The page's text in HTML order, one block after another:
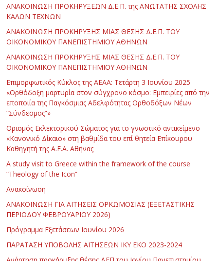
ΑΝΑΚΟΙΝΩΣΗ ΠΡΟΚΗΡΥΞΕΩΝ Δ.Ε.Π. της ΑΝΩΤΑΤΗΣ ΣΧΟΛΗΣ
ΚΑΛΩΝ ΤΕΧΝΩΝ
ΑΝΑΚΟΙΝΩΣΗ ΠΡΟΚΗΡΥΞΗΣ ΜΙΑΣ ΘΕΣΗΣ Δ.Ε.Π. ΤΟΥ
ΟΙΚΟΝΟΜΙΚΟΥ ΠΑΝΕΠΙΣΤΗΜΙΟΥ ΑΘΗΝΩΝ
ΑΝΑΚΟΙΝΩΣΗ ΠΡΟΚΗΡΥΞΗΣ ΜΙΑΣ ΘΕΣΗΣ Δ.Ε.Π. ΤΟΥ
ΟΙΚΟΝΟΜΙΚΟΥ ΠΑΝΕΠΙΣΤΗΜΙΟΥ ΑΘΗΝΩΝ
Επιμορφωτικός Κύκλος της ΑΕΑΑ: Τετάρτη 3 Ιουνίου 2025
«Ορθόδοξη μαρτυρία στον σύγχρονο κόσμο: Εμπειρίες από την
εποποιία της Παγκόσμιας Αδελφότητας Ορθοδόξων Νέων
“Σύνδεσμος”»
Ορισμός Εκλεκτορικού Σώματος για το γνωστικό αντικείμενο
«Κανονικό Δίκαιο» στη βαθμίδα του επί θητεία Επίκουρου
Καθηγητή της Α.Ε.Α. Αθήνας
Α study visit to Greece within the framework of the course
“Theology of the Icon”
Ανακοίνωση
ΑΝΑΚΟΙΝΩΣΗ ΓΙΑ ΑΙΤΗΣΕΙΣ ΟΡΚΩΜΟΣΙΑΣ (ΕΞΕΤΑΣΤΙΚΗΣ
ΠΕΡΙΟΔΟΥ ΦΕΒΡΟΥΑΡΙΟΥ 2026)
Πρόγραμμα Εξετάσεων Ιουνίου 2026
ΠΑΡΑΤΑΣΗ ΥΠΟΒΟΛΗΣ ΑΙΤΗΣΕΩΝ ΙΚΥ ΕΚΟ 2023-2024